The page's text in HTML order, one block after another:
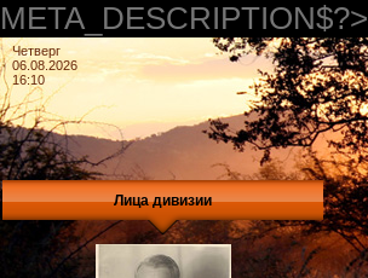
META_DESCRIPTION$?>
Четверг
06.08.2026
16:10
Лица дивизии